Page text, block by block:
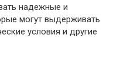
надежные и
могут выдерживать
условия и другие